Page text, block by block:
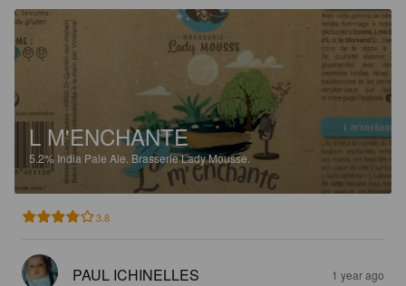
L M'ENCHANTE
5.2% India Pale Ale. Brasserie Lady Mousse.
3.8
PAUL ICHINELLES 1 year ago